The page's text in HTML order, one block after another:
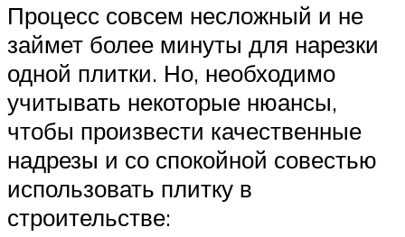
Процесс совсем несложный и не
займет более минуты для нарезки
одной плитки. Но, необходимо
учитывать некоторые нюансы,
чтобы произвести качественные
надрезы и со спокойной совестью
использовать плитку в
строительстве: